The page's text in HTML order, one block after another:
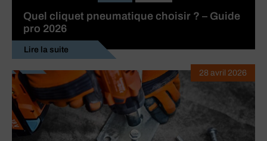
Quel cliquet pneumatique choisir ? – Guide
pro 2026
Lire la suite
28 avril 2026